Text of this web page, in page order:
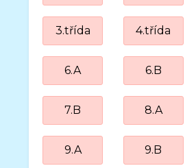
3.třída 4.třída
6.A 6.B
7.B 8.A
9.A 9.B